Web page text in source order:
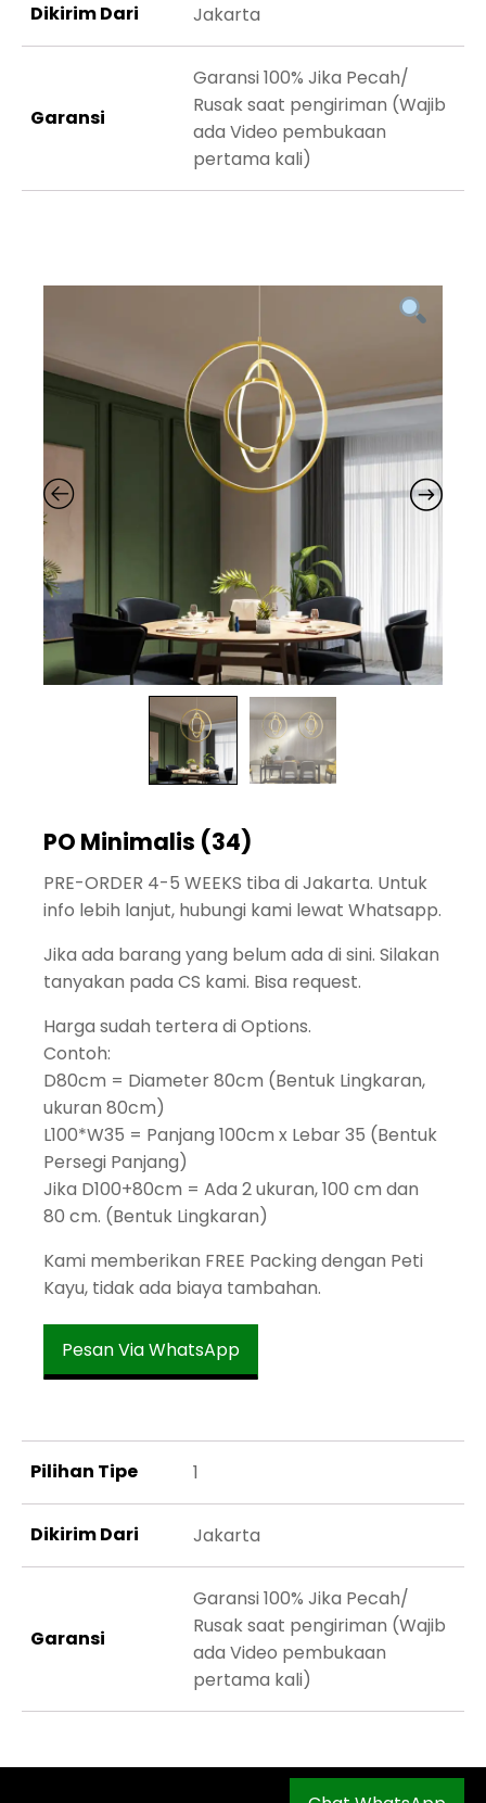
Dikirim Dari Jakarta
Garansi
Garansi 100% Jika Pecah/
Rusak saat pengiriman (Wajib
ada Video pembukaan
pertama kali)
PO Minimalis (34)
PRE-ORDER 4-5 WEEKS tiba di Jakarta. Untuk
info lebih lanjut, hubungi kami lewat Whatsapp.
Jika ada barang yang belum ada di sini. Silakan
tanyakan pada CS kami. Bisa request.
Harga sudah tertera di Options.
Contoh:
D80cm = Diameter 80cm (Bentuk Lingkaran,
ukuran 80cm)
L100*W35 = Panjang 100cm x Lebar 35 (Bentuk
Persegi Panjang)
Jika D100+80cm = Ada 2 ukuran, 100 cm dan
80 cm. (Bentuk Lingkaran)
Kami memberikan FREE Packing dengan Peti
Kayu, tidak ada biaya tambahan.
Pesan Via WhatsApp
Pilihan Tipe 1
Dikirim Dari Jakarta
Garansi
Garansi 100% Jika Pecah/
Rusak saat pengiriman (Wajib
ada Video pembukaan
pertama kali)